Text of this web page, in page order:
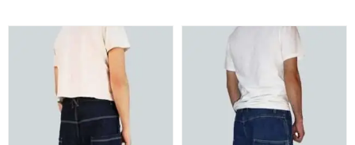
Producción Local:Diseñado
en Barcelona bajo principios
de moda ética y
responsable desde 1993.